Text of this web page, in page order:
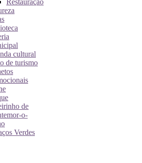
Restauração
cultural
de turismo
de
o-
Verdes